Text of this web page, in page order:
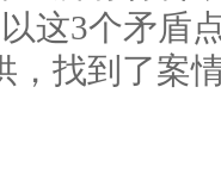
这3个矛盾
，找到了案